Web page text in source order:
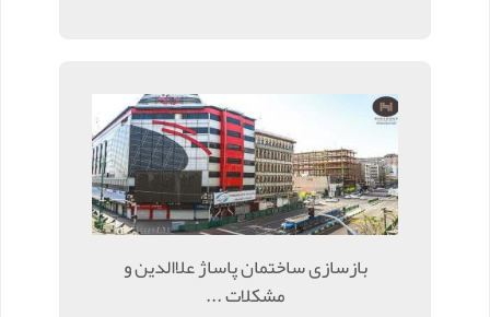
بازسازی ساختمان پاساژ علاالدین و
مشکلات ...